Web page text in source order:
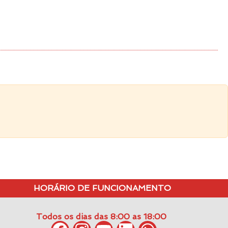
HORÁRIO DE FUNCIONAMENTO
Todos os dias das 8:00 as 18:00